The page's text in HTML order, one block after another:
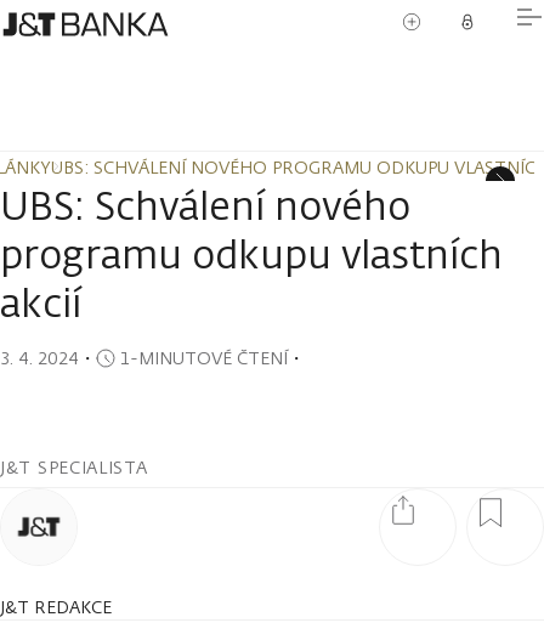
UBS: SCHVÁLENÍ NOVÉHO PROGRAMU ODKUPU
UBS: SCHVÁLENÍ NOVÉHO PROGRAMU ODKUPU
UBS: Schválení nového
programu odkupu vlastních
akcií
3. 4. 2024 ・ 1-MINUTOVÉ ČTENÍ・
J&T SPECIALISTA
J&T REDAKCE